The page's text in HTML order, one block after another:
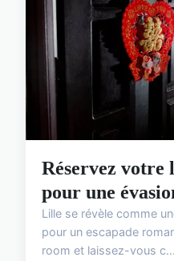
Réservez votre
pour une
Lille se révèle comme
pour un escapade
room et laissez-vous c...